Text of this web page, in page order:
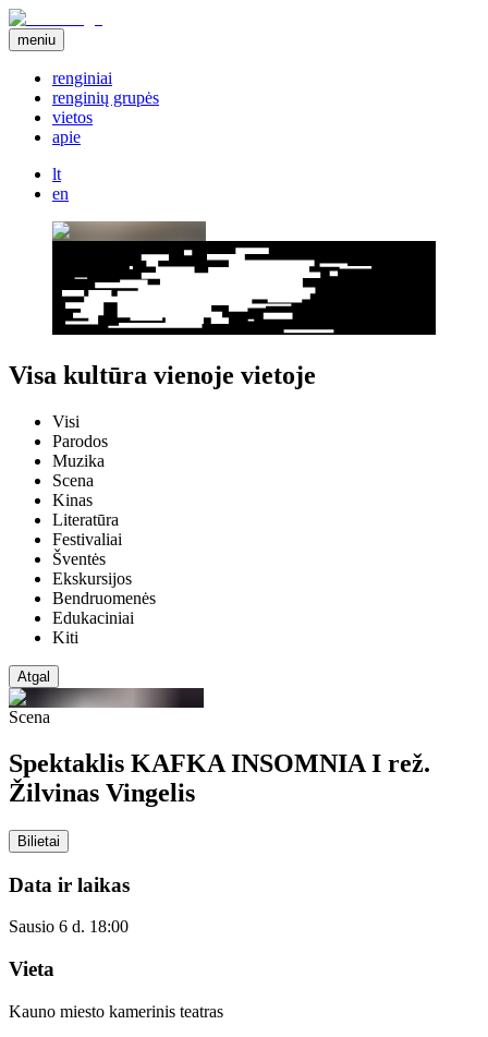
meniu
renginiai
renginių grupės
vietos
apie
lt
en
Visa kultūra vienoje vietoje
Visi
Parodos
Muzika
Scena
Kinas
Literatūra
Festivaliai
Šventės
Ekskursijos
Bendruomenės
Edukaciniai
Kiti
Atgal
Scena
Spektaklis KAFKA INSOMNIA I rež.
Žilvinas Vingelis
Bilietai
Data ir laikas
Sausio 6 d. 18:00
Vieta
Kauno miesto kamerinis teatras